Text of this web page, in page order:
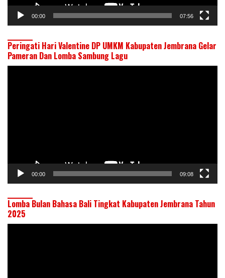
00:00 07:56
Peringati Hari Valentine DP UMKM Kabupaten Jembrana Gelar
Pameran Dan Lomba Sambung Lagu
00:00 09:08
Lomba Bulan Bahasa Bali Tingkat Kabupaten Jembrana Tahun
2025